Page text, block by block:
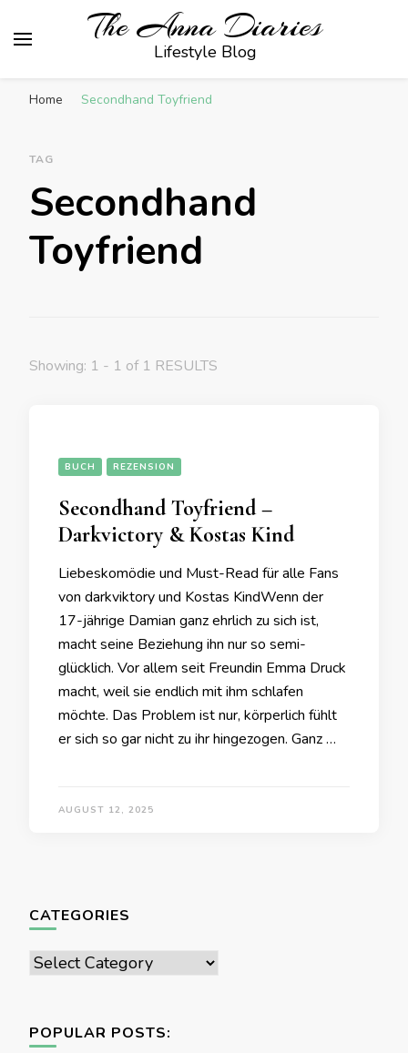
The Anna Diaries
Lifestyle Blog
Home Secondhand Toyfriend
TAG
Secondhand
Toyfriend
Showing: 1 - 1 of 1 RESULTS
BUCH REZENSION
Secondhand Toyfriend –
Darkvictory & Kostas Kind
Liebeskomödie und Must-Read für alle Fans
von darkviktory und Kostas KindWenn der
17-jährige Damian ganz ehrlich zu sich ist,
macht seine Beziehung ihn nur so semi-
glücklich. Vor allem seit Freundin Emma Druck
macht, weil sie endlich mit ihm schlafen
möchte. Das Problem ist nur, körperlich fühlt
er sich so gar nicht zu ihr hingezogen. Ganz …
AUGUST 12, 2025
CATEGORIES
Categories
POPULAR POSTS: